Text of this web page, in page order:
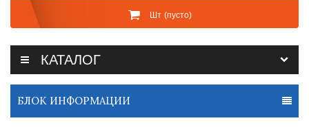
Шт (пусто)
КАТАЛОГ
БЛОК ИНФОРМАЦИИ